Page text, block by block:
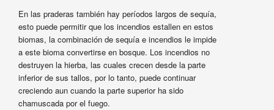
En las praderas también hay períodos largos de sequía,
esto puede permitir que los incendios estallen en estos
biomas, la combinación de sequía e incendios le impide
a este bioma convertirse en bosque. Los incendios no
destruyen la hierba, las cuales crecen desde la parte
inferior de sus tallos, por lo tanto, puede continuar
creciendo aun cuando la parte superior ha sido
chamuscada por el fuego.